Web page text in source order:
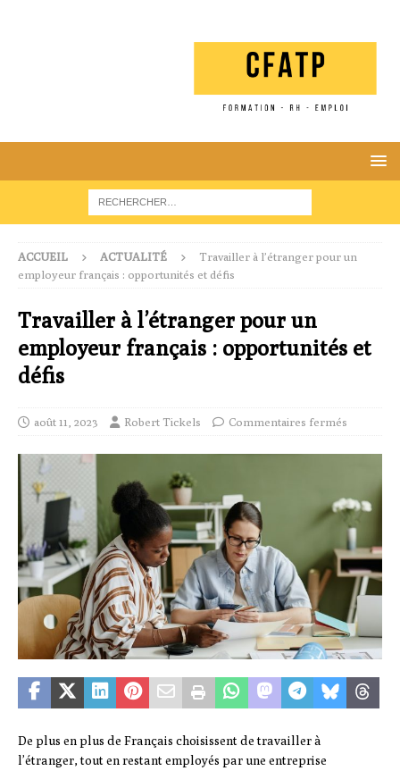
ACCUEIL ACTUALITÉ
Travailler à l’étranger pour un
employeur français : opportunités et défis
Travailler à l’étranger pour un
employeur français : opportunités et
défis
août 11, 2023 Robert Tickels Commentaires fermés
De plus en plus de Français choisissent de travailler à
l’étranger, tout en restant employés par une entreprise